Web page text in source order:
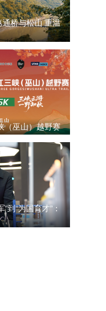
桥与松山 重温
（巫山）越野赛
到“为国育才”：